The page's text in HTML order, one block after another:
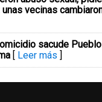
vecinas
sacude
[ Leer más ]